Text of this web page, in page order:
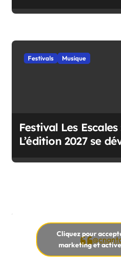
Festivals Musique
Festival Les
L’édition 2027 se
Cliquez pour
marketing et